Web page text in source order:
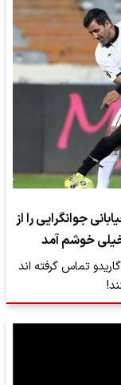
جوانگرایی را از
خوشم آمد
تماس گرفته اند